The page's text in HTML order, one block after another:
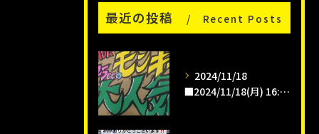
最近の投稿 Recent Posts
2024/11/18
■2024/11/18(月) 16:00pm